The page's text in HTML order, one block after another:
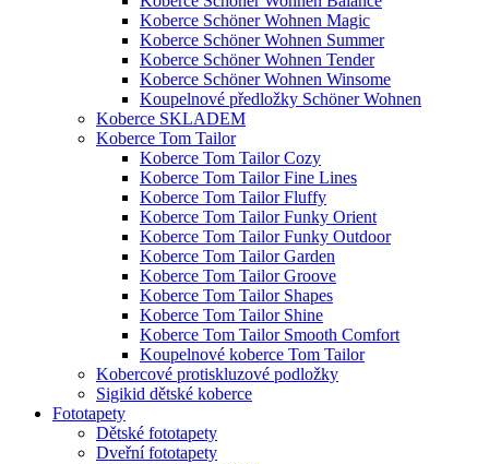
Koberce Schöner Wohnen Magic
Koberce Schöner Wohnen Summer
Koberce Schöner Wohnen Tender
Koberce Schöner Wohnen Winsome
Koupelnové předložky Schöner Wohnen
Koberce SKLADEM
Koberce Tom Tailor
Koberce Tom Tailor Cozy
Koberce Tom Tailor Fine Lines
Koberce Tom Tailor Fluffy
Koberce Tom Tailor Funky Orient
Koberce Tom Tailor Funky Outdoor
Koberce Tom Tailor Garden
Koberce Tom Tailor Groove
Koberce Tom Tailor Shapes
Koberce Tom Tailor Shine
Koberce Tom Tailor Smooth Comfort
Koupelnové koberce Tom Tailor
Kobercové protiskluzové podložky
Sigikid dětské koberce
Fototapety
Dětské fototapety
Dveřní fototapety